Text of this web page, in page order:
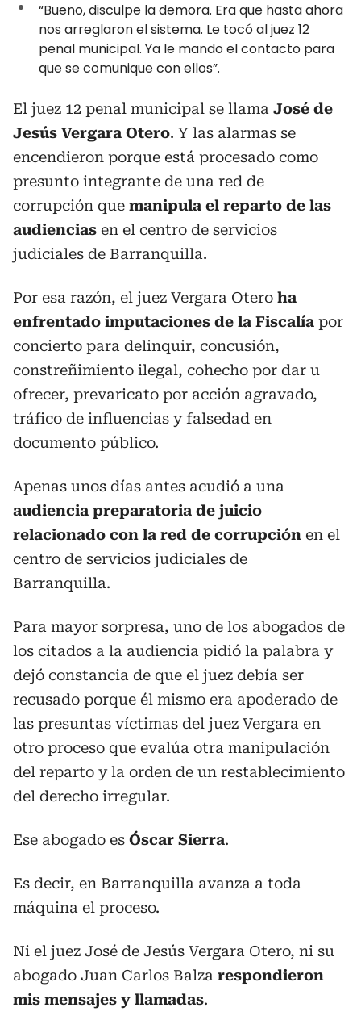
“Bueno, disculpe la demora. Era que hasta ahora
nos arreglaron el sistema. Le tocó al juez 12
penal municipal. Ya le mando el contacto para
que se comunique con ellos”.
El juez 12 penal municipal se llama José de
Jesús Vergara Otero. Y las alarmas se
encendieron porque está procesado como
presunto integrante de una red de
corrupción que manipula el reparto de las
audiencias en el centro de servicios
judiciales de Barranquilla.
Por esa razón, el juez Vergara Otero ha
enfrentado imputaciones de la Fiscalía por
concierto para delinquir, concusión,
constreñimiento ilegal, cohecho por dar u
ofrecer, prevaricato por acción agravado,
tráfico de influencias y falsedad en
documento público.
Apenas unos días antes acudió a una
audiencia preparatoria de juicio
relacionado con la red de corrupción en el
centro de servicios judiciales de
Barranquilla.
Para mayor sorpresa, uno de los abogados de
los citados a la audiencia pidió la palabra y
dejó constancia de que el juez debía ser
recusado porque él mismo era apoderado de
las presuntas víctimas del juez Vergara en
otro proceso que evalúa otra manipulación
del reparto y la orden de un restablecimiento
del derecho irregular.
Ese abogado es Óscar Sierra.
Es decir, en Barranquilla avanza a toda
máquina el proceso.
Ni el juez José de Jesús Vergara Otero, ni su
abogado Juan Carlos Balza respondieron
mis mensajes y llamadas.